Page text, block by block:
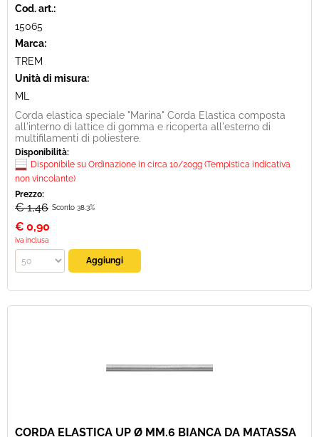
Cod. art.:
15065
Marca:
TREM
Unità di misura:
ML
Corda elastica speciale "Marina" Corda Elastica composta
all'interno di lattice di gomma e ricoperta all'esterno di
multifilamenti di poliestere.
Disponibilità:
Disponibile su Ordinazione in circa 10/20gg (Tempistica indicativa
non vincolante)
Prezzo:
€ 1,46 Sconto 38.3%
€ 0,90
iva inclusa
CORDA ELASTICA UP Ø MM.6 BIANCA DA MATASSA